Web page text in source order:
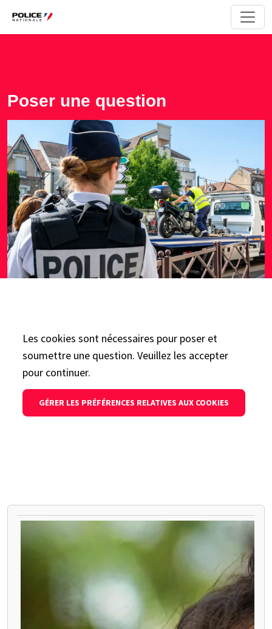
Poser une question
Les cookies sont nécessaires pour poser et
soumettre une question. Veuillez les accepter
pour continuer.
GÉRER LES PRÉFÉRENCES RELATIVES AUX COOKIES
METTEZ EN PAUSE LE CARROUSEL SUIVANT